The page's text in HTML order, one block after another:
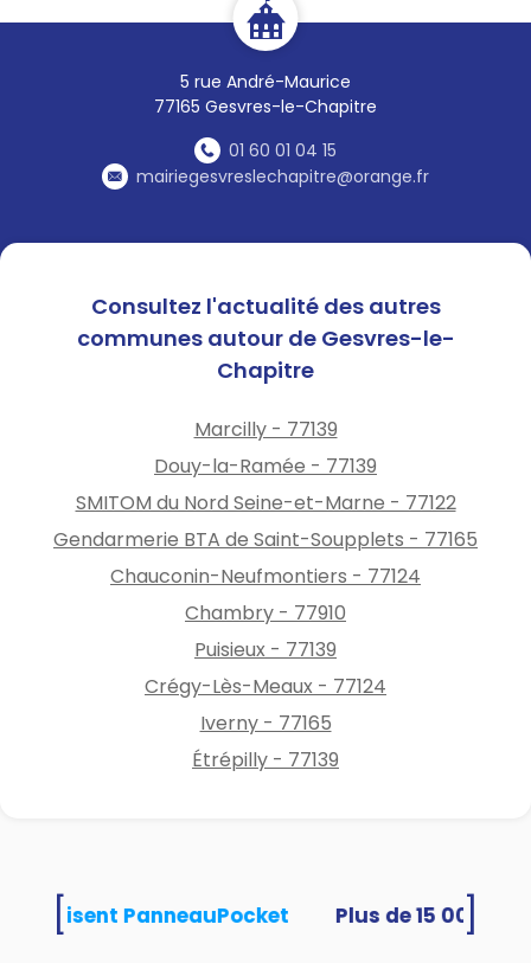
5 rue André-Maurice
77165 Gesvres-le-Chapitre
01 60 01 04 15
mairiegesvreslechapitre@orange.fr
Consultez l'actualité des autres
communes autour de Gesvres-le-
Chapitre
Marcilly - 77139
Douy-la-Ramée - 77139
SMITOM du Nord Seine-et-Marne - 77122
Gendarmerie BTA de Saint-Soupplets - 77165
Chauconin-Neufmontiers - 77124
Chambry - 77910
Puisieux - 77139
Crégy-Lès-Meaux - 77124
Iverny - 77165
Étrépilly - 77139
utilisent PanneauPocket